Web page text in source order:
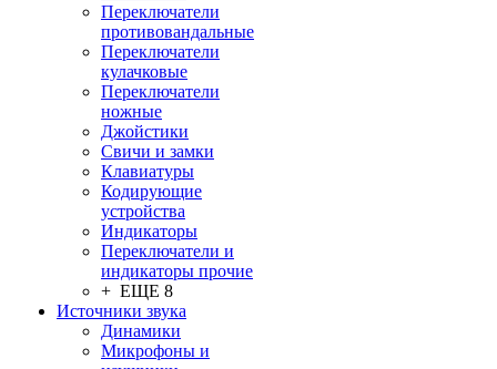
Переключатели
противовандальные
Переключатели
кулачковые
Переключатели
ножные
Джойстики
Свичи и замки
Клавиатуры
Кодирующие
устройства
Индикаторы
Переключатели и
индикаторы прочие
+ ЕЩЕ 8
Источники звука
Динамики
Микрофоны и